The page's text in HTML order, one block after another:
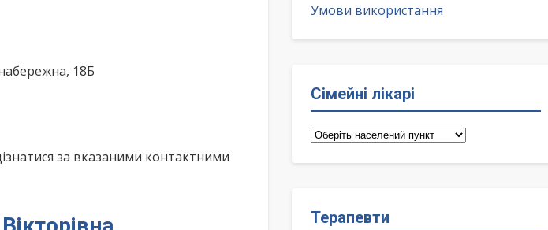
18Б
за вказаними контактними
Умови використання
Сімейні лікарі
Сімейні
Терапевти